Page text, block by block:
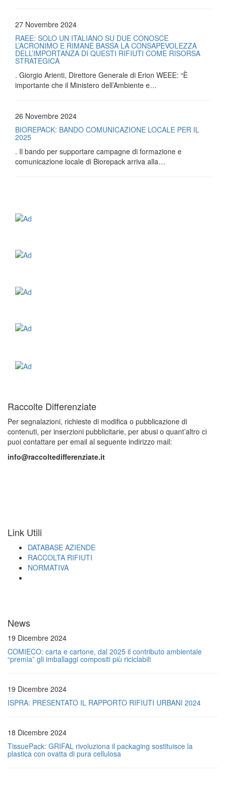
27 Novembre 2024
RAEE: SOLO UN ITALIANO SU DUE CONOSCE
L’ACRONIMO E RIMANE BASSA LA CONSAPEVOLEZZA
DELL’IMPORTANZA DI QUESTI RIFIUTI COME RISORSA
STRATEGICA
. Giorgio Arienti, Direttore Generale di Erion WEEE: “È
importante che il Ministero dell’Ambiente e…
26 Novembre 2024
BIOREPACK: BANDO COMUNICAZIONE LOCALE PER IL
2025
. Il bando per supportare campagne di formazione e
comunicazione locale di Biorepack arriva alla…
Raccolte Differenziate
Per segnalazioni, richieste di modifica o pubblicazione di
contenuti, per inserzioni pubblicitarie, per abusi o quant’altro ci
puoi contattare per email al seguente indirizzo mail:
info@raccoltedifferenziate.it
Link Utili
DATABASE AZIENDE
RACCOLTA RIFIUTI
NORMATIVA
News
19 Dicembre 2024
COMIECO: carta e cartone, dal 2025 il contributo ambientale
“premia” gli imballaggi compositi più riciclabili
19 Dicembre 2024
ISPRA: PRESENTATO IL RAPPORTO RIFIUTI URBANI 2024
18 Dicembre 2024
TissuePack: GRIFAL rivoluziona il packaging sostituisce la
plastica con ovatta di pura cellulosa